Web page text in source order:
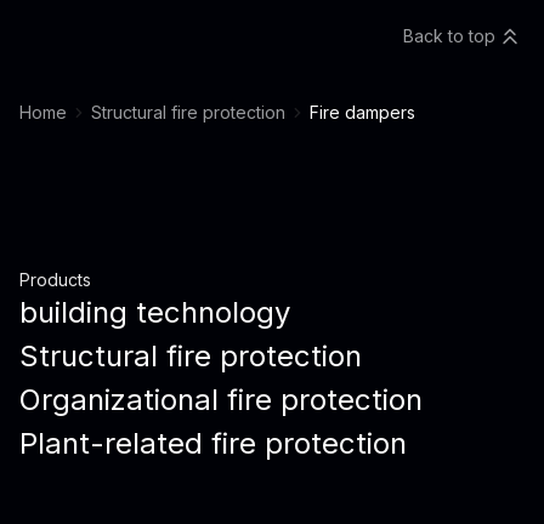
Home Structural fire protection Fire dampers
Back to top
Products
building technology
Structural fire protection
Organizational fire protection
Plant-related fire protection